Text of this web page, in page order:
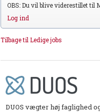
OBS: Du vil blive viderestillet til
Log ind
Tilbage til Ledige jobs
DUOS vægter høj faglighed